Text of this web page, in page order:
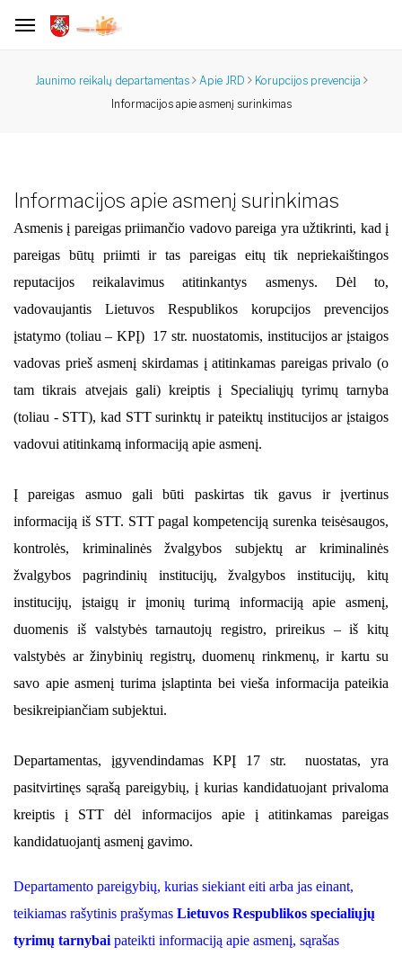
Jaunimo reikalų departamentas Apie JRD
Korupcijos prevencija
Informacijos apie asmenį surinkimas
Informacijos apie asmenį surinkimas
Asmenis į pareigas priimančio vadovo pareiga yra užtikrinti, kad į
pareigas būtų priimti ir tas pareigas eitų tik nepriekaištingos
reputacijos reikalavimus atitinkantys asmenys. Dėl to,
vadovaujantis Lietuvos Respublikos korupcijos prevencijos
įstatymo (toliau – KPĮ) 17 str. nuostatomis, institucijos ar įstaigos
vadovas prieš asmenį skirdamas į atitinkamas pareigas privalo (o
tam tikrais atvejais gali) kreiptis į Specialiųjų tyrimų tarnyba
(toliau - STT), kad STT surinktų ir pateiktų institucijos ar įstaigos
vadovui atitinkamą informaciją apie asmenį.
Į pareigas asmuo gali būti paskirtas tik gavus ir įvertinus
informaciją iš STT. STT pagal kompetenciją surenka teisėsaugos,
kontrolės, kriminalinės žvalgybos subjektų ar kriminalinės
žvalgybos pagrindinių institucijų, žvalgybos institucijų, kitų
institucijų, įstaigų ir įmonių turimą informaciją apie asmenį,
duomenis iš valstybės tarnautojų registro, prireikus – iš kitų
valstybės ar žinybinių registrų, duomenų rinkmenų, ir kartu su
savo apie asmenį turima įslaptinta bei vieša informacija pateikia
besikreipiančiam subjektui.
Departamentas, įgyvendindamas KPĮ 17 str. nuostatas, yra
pasitvirtinęs sąrašą pareigybių, į kurias kandidatuojant privaloma
kreiptis į STT dėl informacijos apie į atitinkamas pareigas
kandidatuojantį asmenį gavimo.
Departamento pareigybių, kurias siekiant eiti arba jas einant,
teikiamas rašytinis prašymas Lietuvos Respublikos specialiųjų
tyrimų tarnybai pateikti informaciją apie asmenį, sąrašas